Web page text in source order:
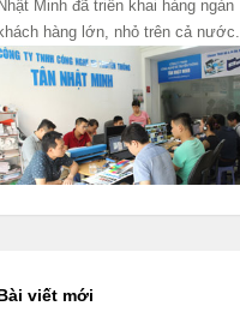
Nhật Minh đã triển khai hàng ngàn
khách hàng lớn, nhỏ trên cả nước.
viết mới